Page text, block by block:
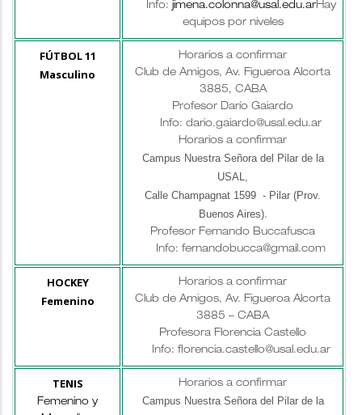
Info: jimena.colonna@usal.edu.arHay
equipos por niveles
FÚTBOL 11
Masculino
Horarios a confirmar
Club de Amigos, Av. Figueroa Alcorta
3885, CABA
Profesor Darío Gaiardo
Info: dario.gaiardo@usal.edu.ar
Horarios a confirmar
Campus Nuestra Señora del Pilar de la
USAL,
Calle Champagnat 1599 - Pilar (Prov.
Buenos Aires).
Profesor Fernando Buccafusca
Info: fernandobucca@gmail.com
HOCKEY
Femenino
Horarios a confirmar
Club de Amigos, Av. Figueroa Alcorta
3885 – CABA
Profesora Florencia Castello
Info: florencia.castello@usal.edu.ar
TENIS
Femenino y
Horarios a confirmar
Campus Nuestra Señora del Pilar de la